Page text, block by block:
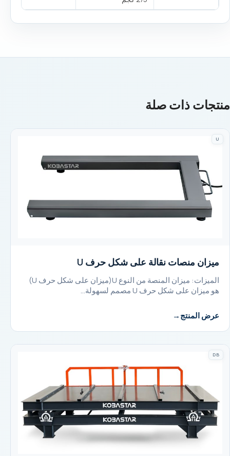
منتجات ذات صلة
U
ميزان منصات نقالة على شكل حرف U
الميزات: ميزان المنصة من النوع U(ميزان على شكل حرف U)
هو ميزان على شكل حرف U مصمم لسهولة…
عرض المنتج
DB